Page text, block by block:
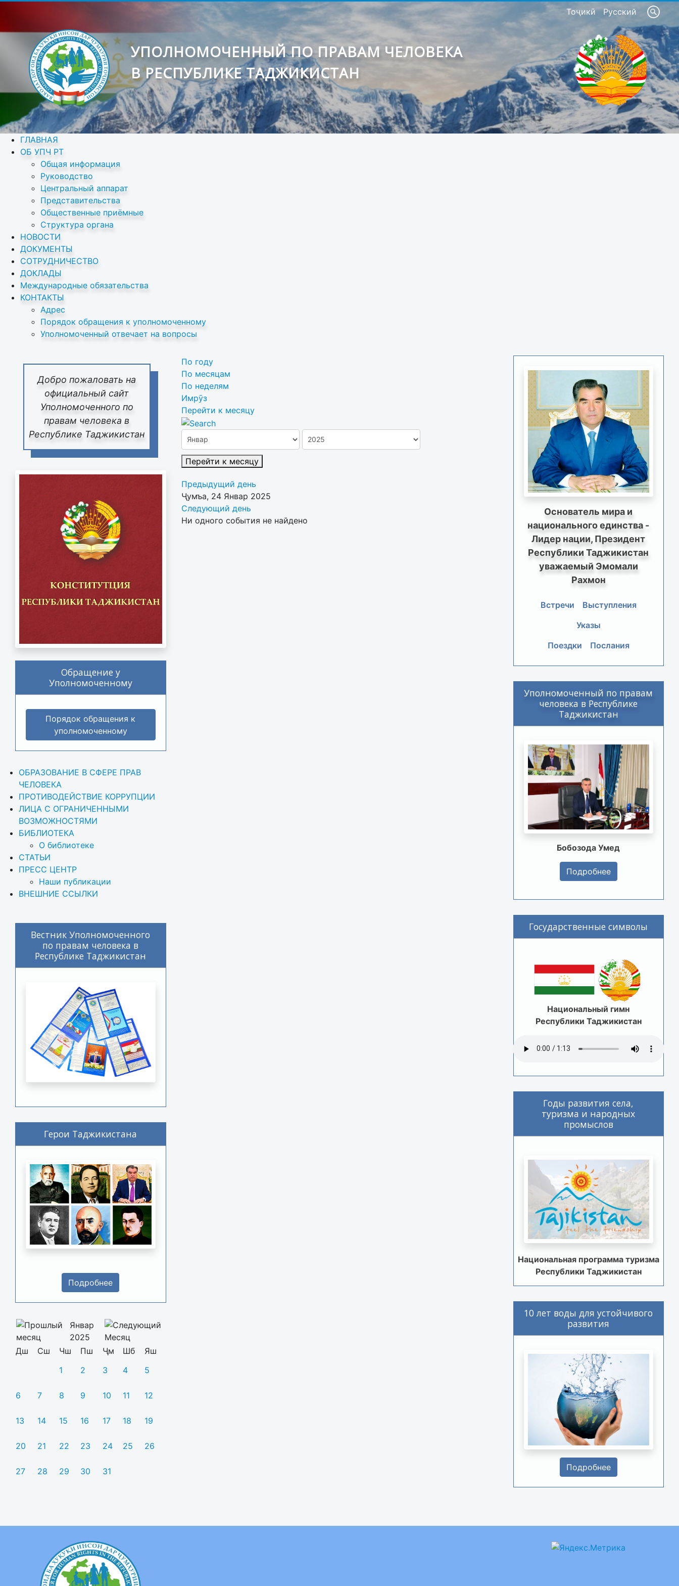
Тоҷикӣ Русский
УПОЛНОМОЧЕННЫЙ ПО ПРАВАМ ЧЕЛОВЕКА
В РЕСПУБЛИКЕ ТАДЖИКИСТАН
ГЛАВНАЯ
ОБ УПЧ РТ
Общая информация
Руководство
Центральный аппарат
Представительства
Общественные приёмные
Структура органа
НОВОСТИ
ДОКУМЕНТЫ
СОТРУДНИЧЕСТВО
ДОКЛАДЫ
Международные обязательства
КОНТАКТЫ
Адрес
Порядок обращения к уполномоченному
Уполномоченный отвечает на вопросы
Добро пожаловать на
официальный сайт
Уполномоченного по
правам человека в
Республике Таджикистан
Обращение у
Уполномоченному
Порядок обращения к
уполномоченному
ОБРАЗОВАНИЕ В СФЕРЕ ПРАВ
ЧЕЛОВЕКА
ПРОТИВОДЕЙСТВИЕ КОРРУПЦИИ
ЛИЦА С ОГРАНИЧЕННЫМИ
ВОЗМОЖНОСТЯМИ
БИБЛИОТЕКА
О библиотеке
СТАТЬИ
ПРЕСС ЦЕНТР
Наши публикации
ВНЕШНИЕ ССЫЛКИ
Вестник Уполномоченного
по правам человека в
Республике Таджикистан
Герои Таджикистана
Подробнее
Январ
2025
Дш
Сш Чш Пш Ҷм Шб
Яш
1
2 3 4 5
6 7 8 9 10 11 12
13 14 15 16 17 18 19
20 21 22 23 24 25 26
27 28 29 30 31
По году
По месяцам
По неделям
Имрӯз
Перейти к месяцу
Перейти к месяцу
Предыдущий день
Ҷумъа, 24 Январ 2025
Следующий день
Ни одного события не найдено
Основатель мира и
национального единства -
Лидер нации, Президент
Республики Таджикистан
уважаемый Эмомали
Рахмон
Встречи
Выступления
Указы
Поездки
Послания
Уполномоченный по правам
человека в Республике
Таджикистан
Бобозода Умед
Подробнее
Государственные символы
Национальный гимн
Республики Таджикистан
Годы развития села,
туризма и народных
промыслов
Национальная программа туризма
Республики Таджикистан
10 лет воды для устойчивого
развития
Подробнее